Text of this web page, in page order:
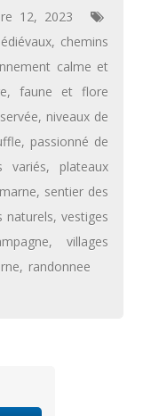
12, 2023
, chemins
calme et
,faune et flore
, niveaux de
, passionné de
variés, plateaux
, sentier des
naturels,vestiges
,villages
, randonnee